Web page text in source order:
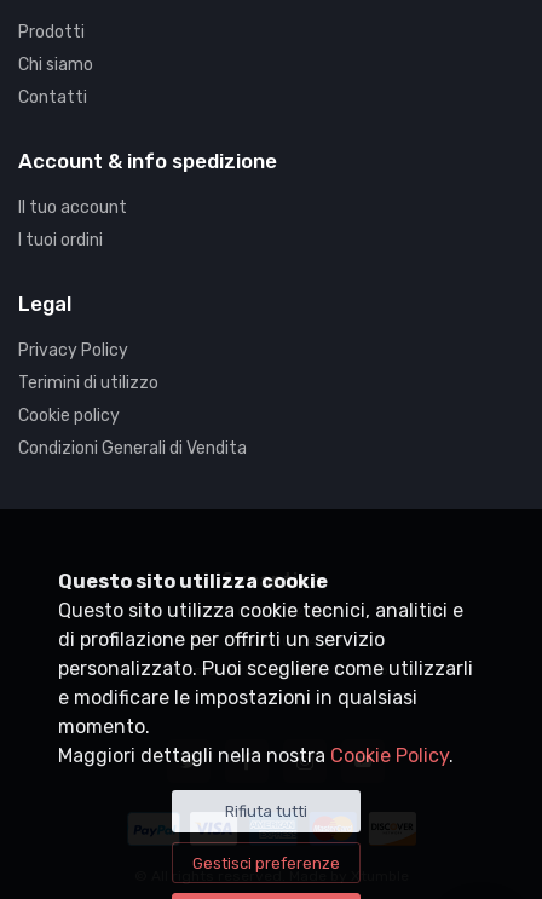
Prodotti
Chi siamo
Contatti
Account & info spedizione
Il tuo account
I tuoi ordini
Legal
Privacy Policy
Terimini di utilizzo
Cookie policy
Condizioni Generali di Vendita
Synaptica
P.IVA 05830520960
+39 0200704272
customercare@synaptica.info
© All rights reserved. Made by
Questo sito utilizza cookie
Questo sito utilizza cookie tecnici, analitici e
di profilazione per offrirti un servizio
personalizzato. Puoi scegliere come utilizzarli
e modificare le impostazioni in qualsiasi
momento.
Maggiori dettagli nella nostra Cookie Policy.
Rifiuta tutti
Gestisci preferenze